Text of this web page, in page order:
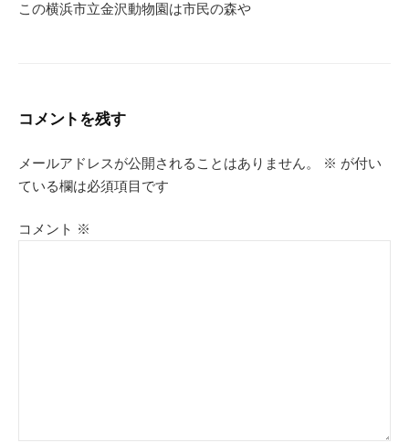
この横浜市立金沢動物園は市民の森や
コメントを残す
メールアドレスが公開されることはありません。 ※ が付い
ている欄は必須項目です
コメント ※